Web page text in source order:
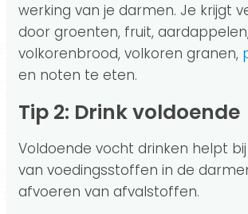
werking van je darmen. Je krijgt
door groenten, fruit,
volkorenbrood, volkoren granen,
en noten te eten.
Tip 2: Drink voldoende
Voldoende vocht drinken helpt
van voedingsstoffen in de
afvoeren van afvalstoffen.